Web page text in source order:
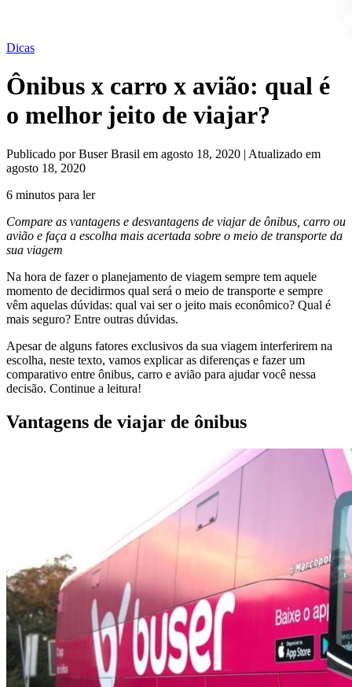
Dicas
Ônibus x carro x avião: qual é
o melhor jeito de viajar?
Publicado por Buser Brasil em agosto 18, 2020 | Atualizado em
agosto 18, 2020
6 minutos para ler
Compare as vantagens e desvantagens de viajar de ônibus, carro ou
avião e faça a escolha mais acertada sobre o meio de transporte da
sua viagem
Na hora de fazer o planejamento de viagem sempre tem aquele
momento de decidirmos qual será o meio de transporte e sempre
vêm aquelas dúvidas: qual vai ser o jeito mais econômico? Qual é
mais seguro? Entre outras dúvidas.
Apesar de alguns fatores exclusivos da sua viagem interferirem na
escolha, neste texto, vamos explicar as diferenças e fazer um
comparativo entre ônibus, carro e avião para ajudar você nessa
decisão. Continue a leitura!
Vantagens de viajar de ônibus